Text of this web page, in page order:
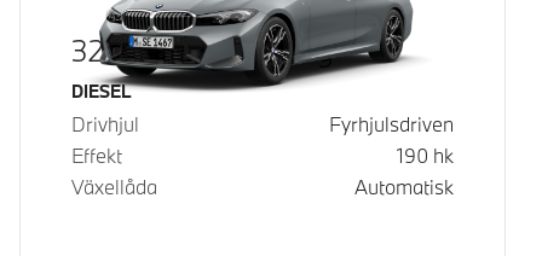
320d xDrive Touring
Bränsle
DIESEL
Drivhjul
Fyrhjulsdriven
Effekt
190 hk
Växellåda
Automatisk